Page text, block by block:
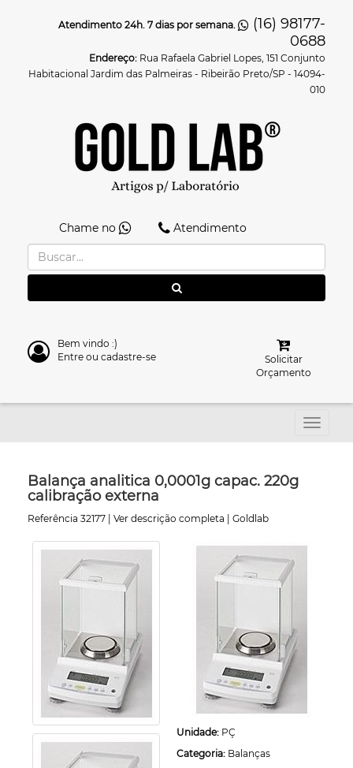
Atendimento 24h. 7 dias por semana.
(16) 98177-
0688
Endereço: Rua Rafaela Gabriel Lopes, 151 Conjunto
Habitacional Jardim das Palmeiras - Ribeirão Preto/SP - 14094-
010
Chame no Atendimento
Bem vindo :)
Entre ou cadastre-se
Solicitar
Orçamento
Balança analitica 0,0001g capac. 220g
calibração externa
Referência 32177 | Ver descrição completa | Goldlab
Unidade: PÇ
Categoria: Balanças